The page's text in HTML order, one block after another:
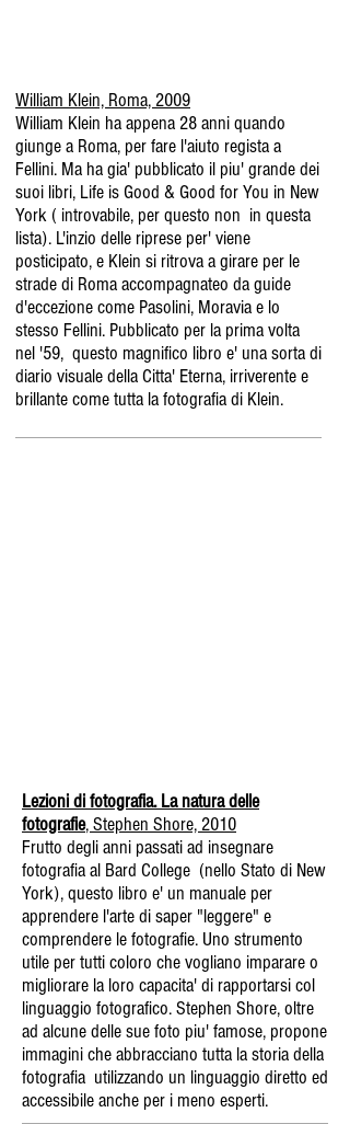
William Klein, Roma, 2009
William Klein ha appena 28 anni quando
giunge a Roma, per fare l'aiuto regista a
Fellini. Ma ha gia' pubblicato il piu' grande dei
suoi libri, Life is Good & Good for You in New
York ( introvabile, per questo non in questa
lista). L'inzio delle riprese per' viene
posticipato, e Klein si ritrova a girare per le
strade di Roma accompagnateo da guide
d'eccezione come Pasolini, Moravia e lo
stesso Fellini. Pubblicato per la prima volta
nel '59, questo magnifico libro e' una sorta di
diario visuale della Citta' Eterna, irriverente e
brillante come tutta la fotografia di Klein.
Lezioni di fotografia. La natura delle
fotografie, Stephen Shore, 2010
Frutto degli anni passati ad insegnare
fotografia al Bard College (nello Stato di New
York), questo libro e' un manuale per
apprendere l'arte di saper "leggere" e
comprendere le fotografie. Uno strumento
utile per tutti coloro che vogliano imparare o
migliorare la loro capacita' di rapportarsi col
linguaggio fotografico. Stephen Shore, oltre
ad alcune delle sue foto piu' famose, propone
immagini che abbracciano tutta la storia della
fotografia utilizzando un linguaggio diretto ed
accessibile anche per i meno esperti.